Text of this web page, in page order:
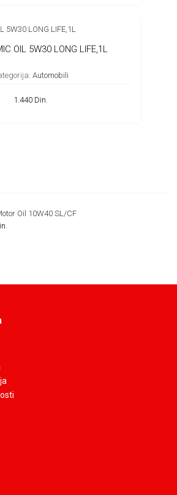
OIL 5W30 LONG LIFE,1L
Automobili
1.440 Din.
Oil 10W40 SL/CF